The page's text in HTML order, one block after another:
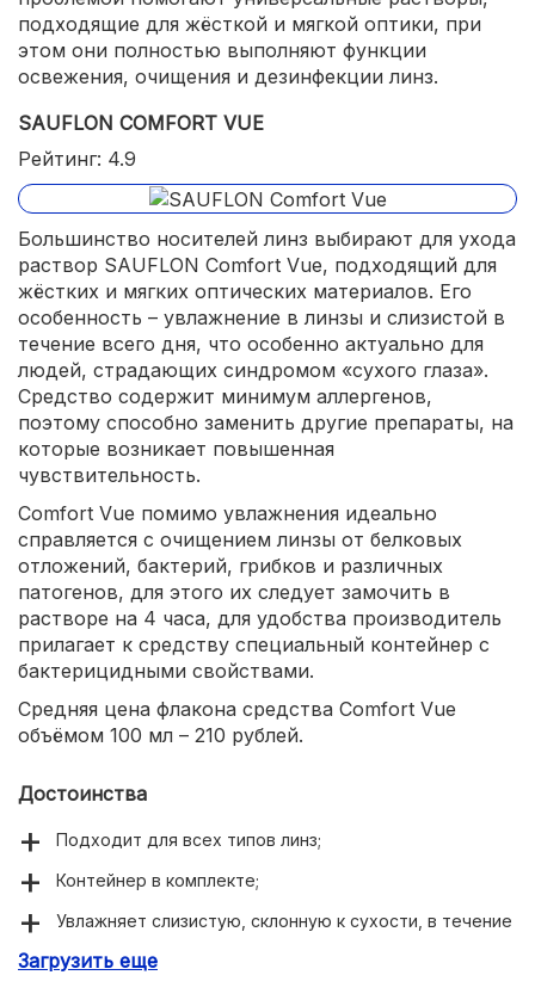
подходящие для жёсткой и мягкой оптики, при
этом они полностью выполняют функции
освежения, очищения и дезинфекции линз.
SAUFLON COMFORT VUE
Рейтинг: 4.9
Большинство носителей линз выбирают для ухода
раствор SAUFLON Comfort Vue, подходящий для
жёстких и мягких оптических материалов. Его
особенность – увлажнение в линзы и слизистой в
течение всего дня, что особенно актуально для
людей, страдающих синдромом «сухого глаза».
Средство содержит минимум аллергенов,
поэтому способно заменить другие препараты, на
которые возникает повышенная
чувствительность.
Comfort Vue помимо увлажнения идеально
справляется с очищением линзы от белковых
отложений, бактерий, грибков и различных
патогенов, для этого их следует замочить в
растворе на 4 часа, для удобства производитель
прилагает к средству специальный контейнер с
бактерицидными свойствами.
Средняя цена флакона средства Comfort Vue
объёмом 100 мл – 210 рублей.
Достоинства
Подходит для всех типов линз;
Контейнер в комплекте;
Увлажняет слизистую, склонную к сухости, в течение
Загрузить еще